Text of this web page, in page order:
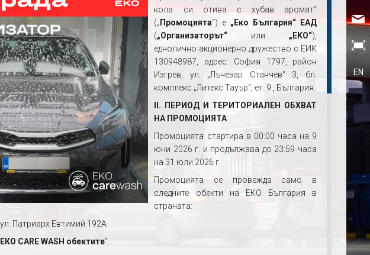
EN
кола си отива с хубав аромат“
(„ Промоцията“) е „Еко България“ ЕАД
(„Организаторът“ или „EKO“),
еднолично акционерно дружество с ЕИК
130948987, адрес: София 1797, район
Изгрев, ул. „Лъчезар Станчев“ 3, бл.
комплекс „Литекс Тауър“, ет. 9., България.
II. ПЕРИОД И ТЕРИТОРИАЛЕН ОБХВАТ
НА ПРОМОЦИЯТА
Промоцията стартира в 00:00 часа на 9
юни 2026 г. и продължава до 23:59 часа
на 31 юли 2026 г.
Промоцията се провежда само в
следните обекти на ЕКО България в
страната:
Патриарх Евтимий 192А
ЕКО CARE WASH обектите“.